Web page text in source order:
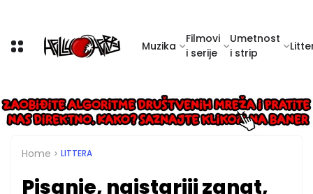
Muzika
Filmovi
i serije
Umetnost
i strip
Home LITTERA
Pisanje, najstariji zanat,